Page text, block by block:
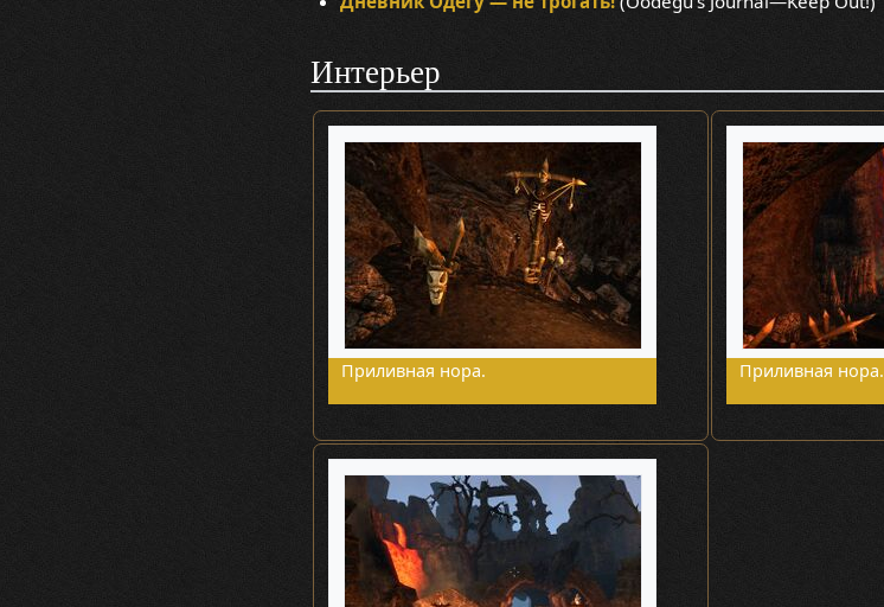
Интерьер
Приливная нора. Приливная нора.